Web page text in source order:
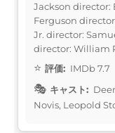
Jackson director:
Ferguson
Jr. director:
director: William
評価: IMDb 7.7
キャスト:
Novis, Leopold